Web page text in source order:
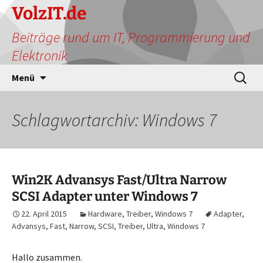
Zum
Inhalt
springen
VolzIT.de
Beiträge rund um IT, Programmierung und
Elektronik
Menü
Suchen
nach:
Schlagwortarchiv: Windows 7
Win2K Advansys Fast/Ultra Narrow
SCSI Adapter unter Windows 7
22. April 2015 Hardware, Treiber, Windows 7 Adapter,
Advansys, Fast, Narrow, SCSI, Treiber, Ultra, Windows 7
Hallo zusammen.